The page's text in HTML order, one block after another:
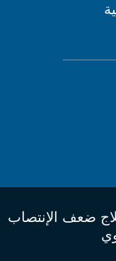
محفوظة 2025 – علاج ضعف الإنتصاب